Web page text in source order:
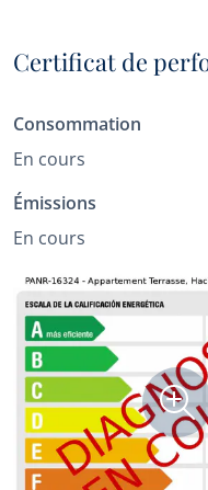
Certificat de
Consommation
En cours
Émissions
En cours